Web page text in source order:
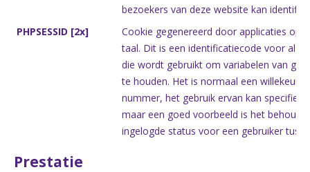
bezoekers van deze website kan
PHPSESSID [2x]
Cookie gegenereerd door applicaties op
taal. Dit is een identificatiecode voor
die wordt gebruikt om variabelen van
te houden. Het is normaal een willekeurig
nummer, het gebruik ervan kan specifiek
maar een goed voorbeeld is het
ingelogde status voor een gebruiker
Prestatie